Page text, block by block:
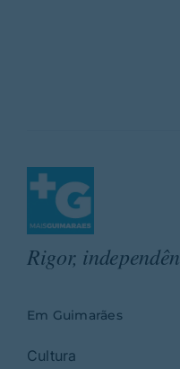
Rigor,
Em Guimarães
Cultura